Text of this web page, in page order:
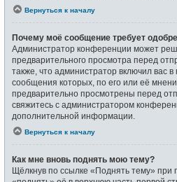
Вернуться к началу
Почему моё сообщение требует
Администратор конференции может
предварительного просмотра перед
также, что администратор включил вас в
сообщения которых, по его или её
предварительно просмотрены перед
свяжитесь с администратором
дополнительной информации.
Вернуться к началу
Как мне вновь поднять мою тему?
Щёлкнув по ссылке «Поднять тему»